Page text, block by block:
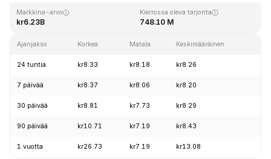
Markkina-arvo
kr6.23B
Kierrossa oleva tarjonta
748.10 M
Ajanjakso Korkea Matala Keskimääräinen
24 tuntia kr8.33 kr8.18 kr8.26
7 päivää kr8.37 kr8.06 kr8.20
30 päivää kr8.81 kr7.73 kr8.29
90 päivää kr10.71 kr7.19 kr8.43
1 vuotta kr26.73 kr7.19 kr13.08